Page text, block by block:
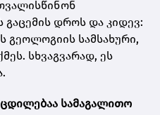
გაცემის დროს და კიდევ:
გეოლოგიის სამსახური,
სხვაგვარად, ეს
სამაგალითო